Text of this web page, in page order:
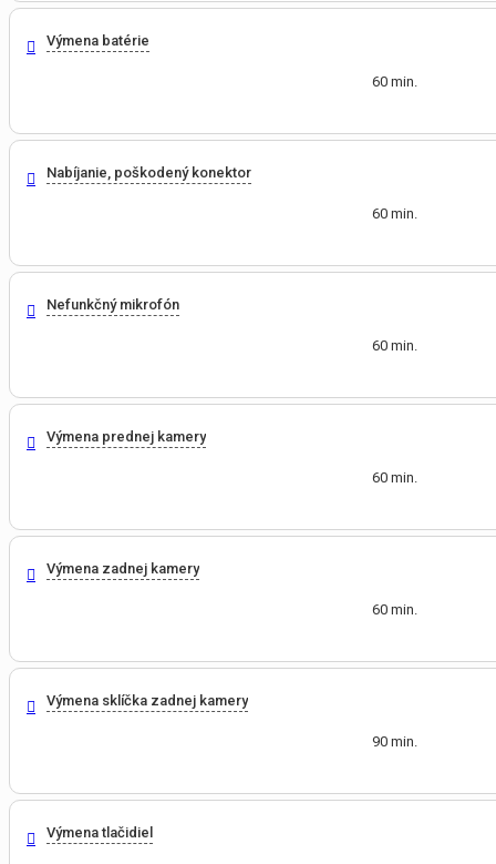
Výmena batérie
60 min.
Nabíjanie, poškodený konektor
60 min.
Nefunkčný mikrofón
60 min.
Výmena prednej kamery
60 min.
Výmena zadnej kamery
60 min.
Výmena sklíčka zadnej kamery
90 min.
Výmena tlačidiel